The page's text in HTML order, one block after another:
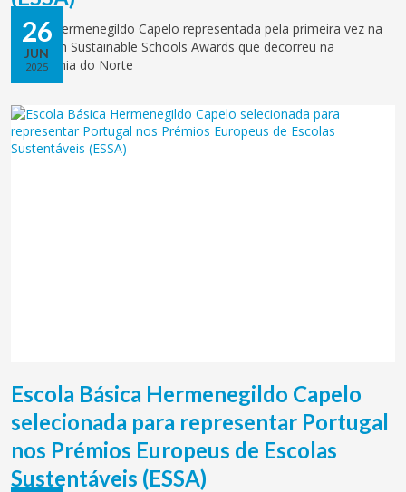
26
JUN
2025
Escola Hermenegildo Capelo representada pela primeira vez na
European Sustainable Schools Awards que decorreu na
Macedónia do Norte
Escola Básica Hermenegildo Capelo
selecionada para representar Portugal
nos Prémios Europeus de Escolas
Sustentáveis (ESSA)